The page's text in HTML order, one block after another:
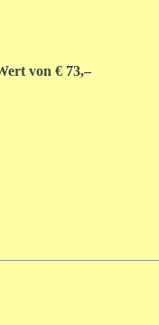
von € 73,–